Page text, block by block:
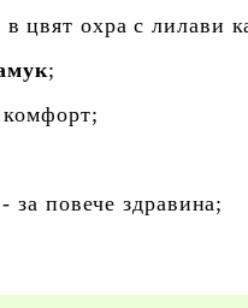
в цвят охра с лилави
;
комфорт;
- за повече здравина;